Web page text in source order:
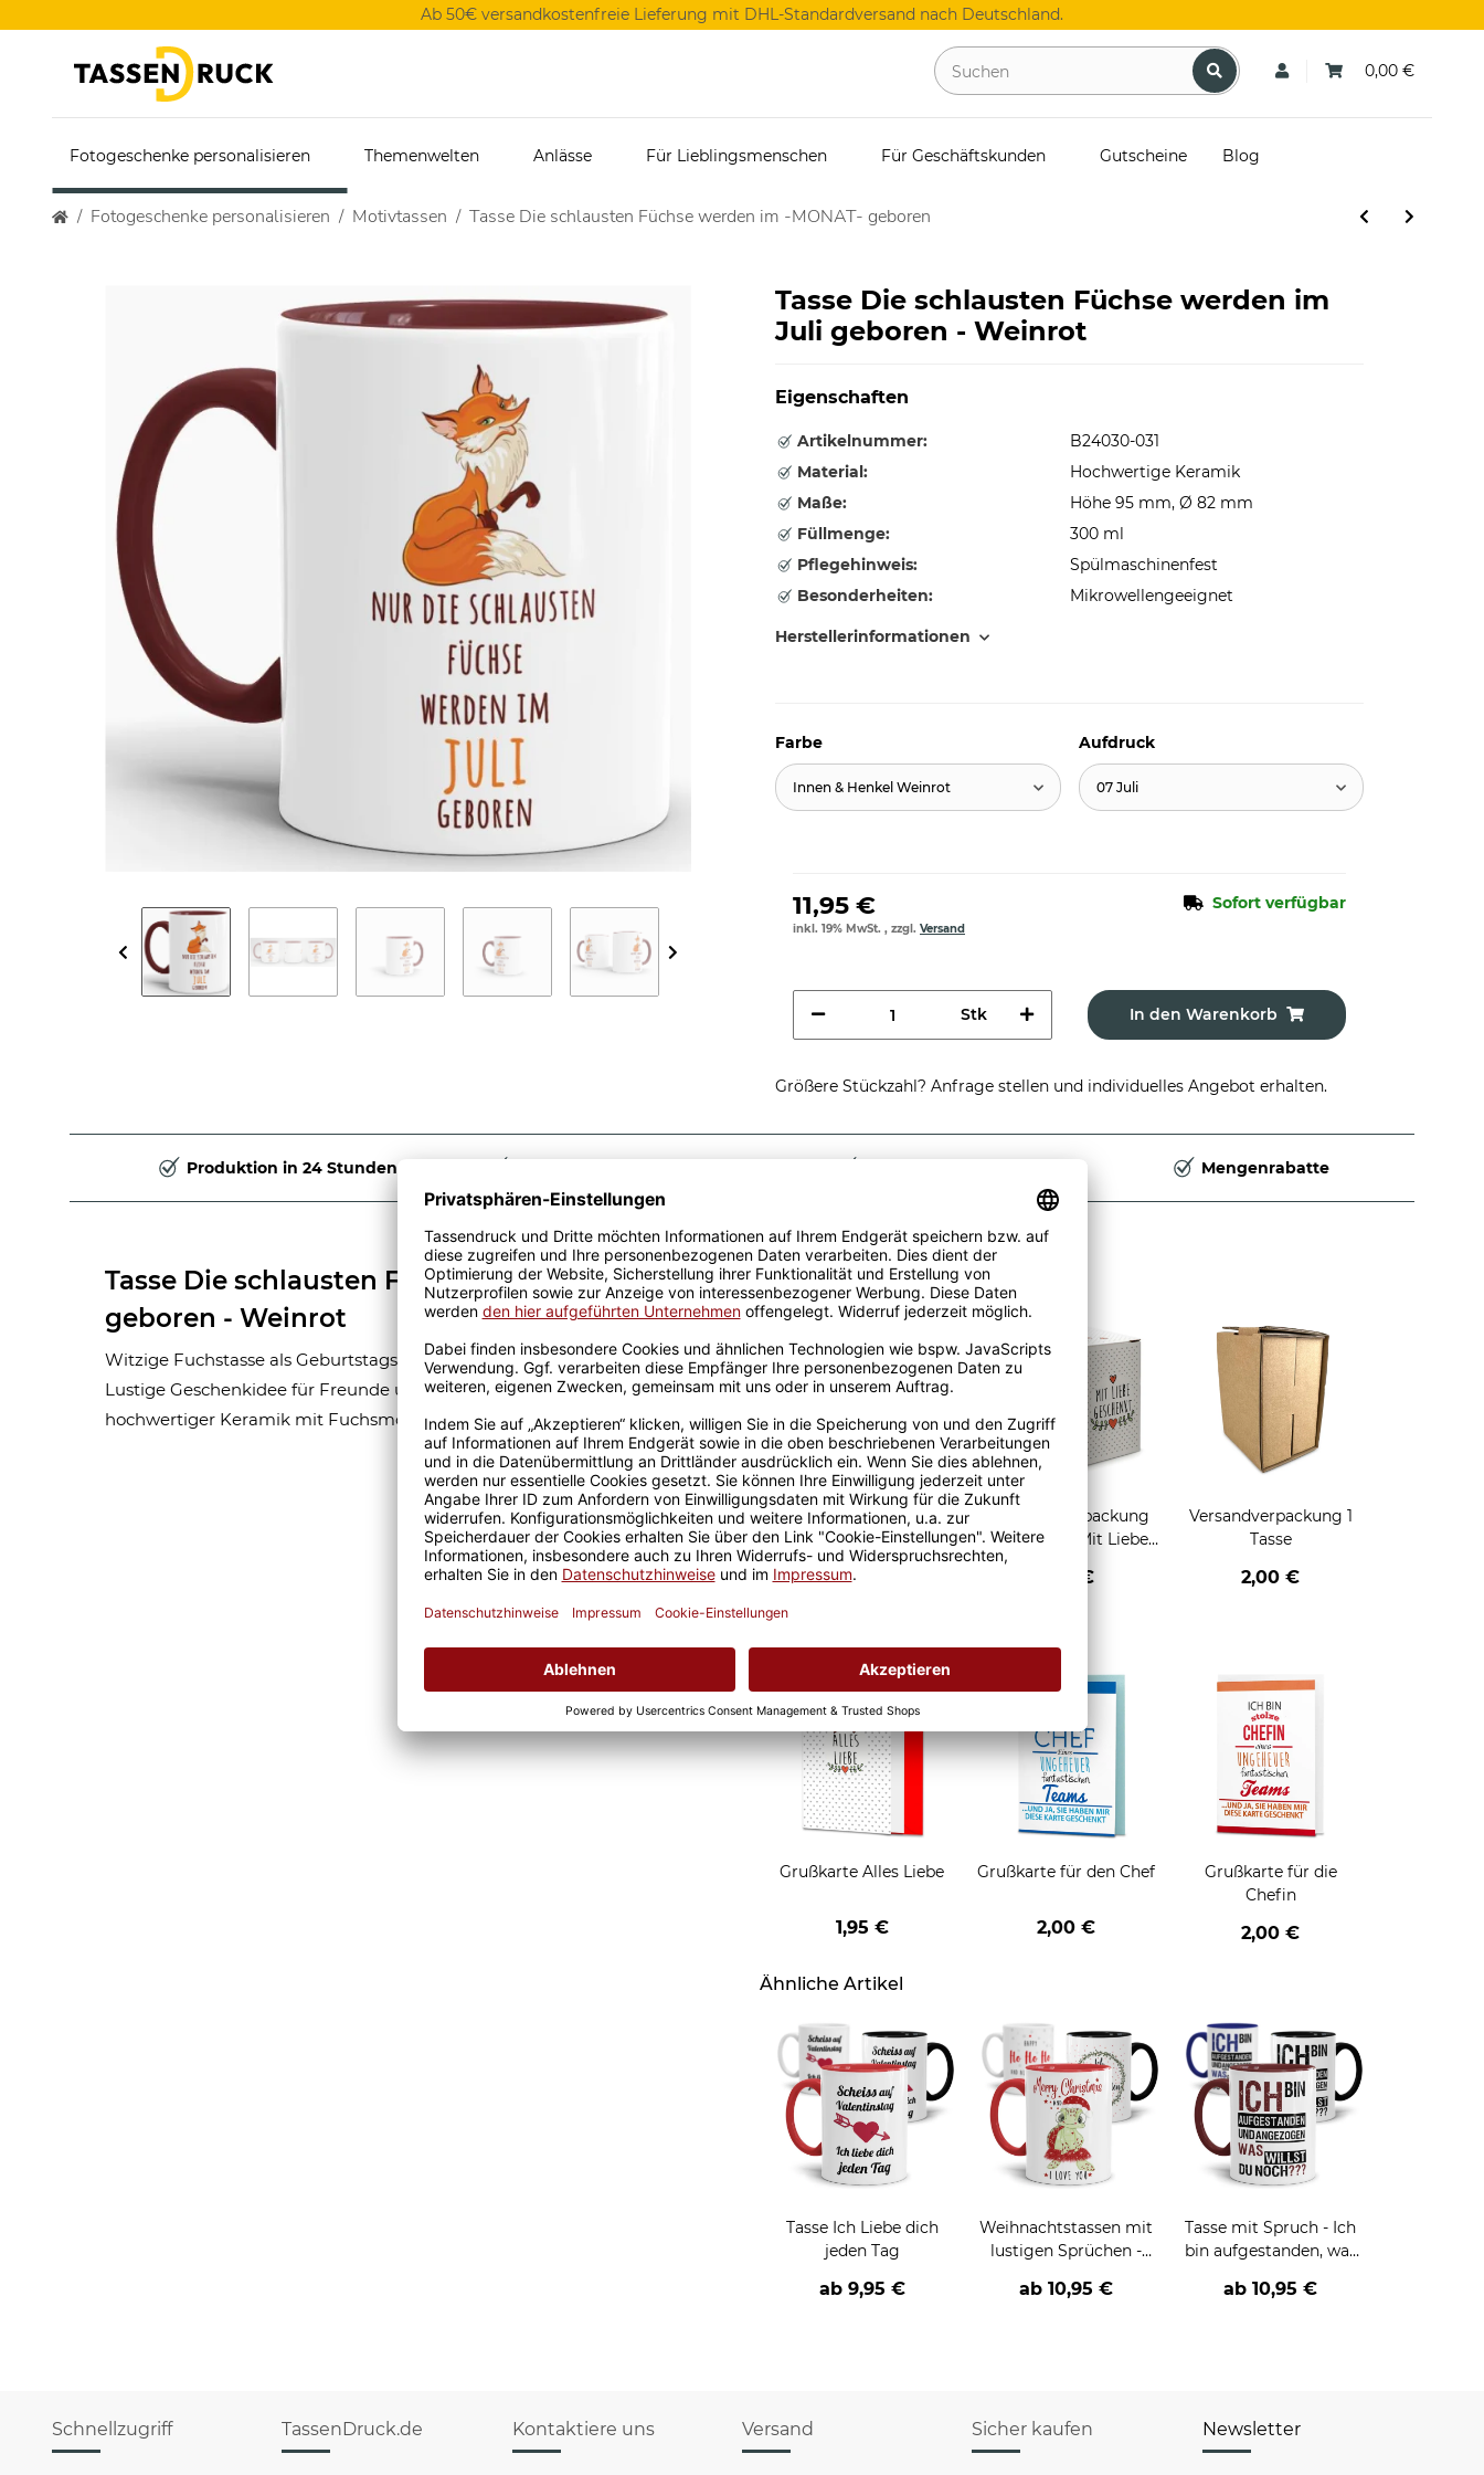
Ab 50€ versandkostenfreie Lieferung mit DHL-Standardversand nach Deutschland.
0,00 €
Fotogeschenke personalisieren Themenwelten Anlässe Für Lieblingsmenschen Für Geschäftskunden Gutscheine Blog
Fotogeschenke personalisieren Motivtassen Tasse Die schlausten Füchse werden im -MONAT- geboren
Tasse Die schlausten Füchse werden im
Juli geboren - Weinrot
Eigenschaften
Artikelnummer:
B24030-031
Material:
Hochwertige Keramik
Maße:
Höhe 95 mm, Ø 82 mm
Füllmenge:
300 ml
Pflegehinweis:
Spülmaschinenfest
Besonderheiten:
Mikrowellengeeignet
Herstellerinformationen
Farbe
Innen & Henkel Weinrot
Aufdruck
07 Juli
11,95 € Sofort verfügbar
inkl. 19% MwSt. , zzgl. Versand
Stk In den Warenkorb
Größere Stückzahl? Anfrage stellen und individuelles Angebot erhalten.
Produktion in 24 Stunden Mengenrabatte
Tasse Die schlausten Füchse werden im Juli
geboren - Weinrot
Witzige Fuchstasse als Geburtstagsgeschenk für alle schlauen Füchse.
Lustige Geschenkidee für Freunde und Familie zum Geburtstag. Tasse aus
hochwertiger Keramik mit Fuchsmotiv und Monatsangabe.
Passende Verpackungen
Geschenkverpackung 1
Tasse mit Fenster
2,50 €
Geschenkverpackung
für Tassen - Mit Liebe
2,95 €
Versandverpackung 1
Tasse
2,00 €
Grußkarten zum Verschenken
Grußkarte Alles Liebe
1,95 €
Grußkarte für den Chef
2,00 €
Grußkarte für die
Chefin
2,00 €
Ähnliche Artikel
Tasse Ich Liebe dich
jeden Tag
ab 9,95 €
Weihnachtstassen mit
lustigen Sprüchen -
ab10,95 €
Tasse mit Spruch - Ich
bin aufgestanden, was
ab10,95 €
Schnellzugriff TassenDruck.de Kontaktiere uns Versand Sicher kaufen Newsletter